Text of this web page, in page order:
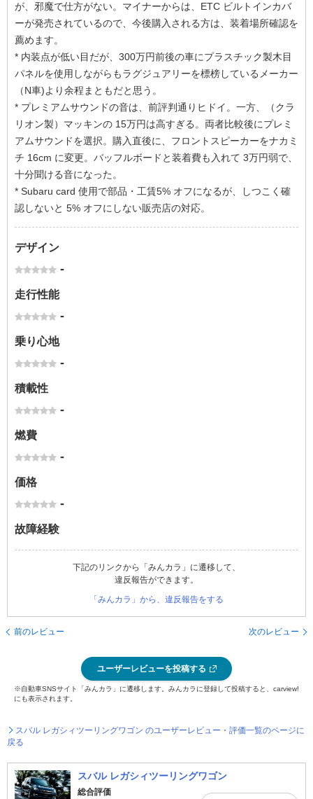
が、邪魔で仕方がない。マイナーからは、ETC ビルトインカバ
ーが発売されているので、今後購入される方は、装着場所確認を
薦めます。
* 内装点が低い目だが、300万円前後の車にプラスチック製木目
パネルを使用しながらもラグジュアリーを標榜しているメーカー
（N車)より余程まともだと思う。
* プレミアムサウンドの音は、前評判通りヒドイ。一方、（クラ
リオン製）マッキンの 15万円は高すぎる。両者比較後にプレミ
アムサウンドを選択。購入直後に、フロントスピーカーをナカミ
チ 16cm に変更。バッフルボードと装着費も入れて 3万円弱で、
十分聞ける音になった。
* Subaru card 使用で部品・工賃5% オフになるが、しつこく確
認しないと 5% オフにしない販売店の対応。
デザイン
-
走行性能
-
乗り心地
-
積載性
-
燃費
-
価格
-
故障経験
下記のリンクから「みんカラ」に遷移して、
違反報告ができます。
「みんカラ」から、違反報告をする
前のレビュー 次のレビュー
ユーザーレビューを投稿する
※自動車SNSサイト「みんカラ」に遷移します。みんカラに登録して投稿すると、carview!
にも表示されます。
スバル レガシィツーリングワゴン のユーザーレビュー・評価一覧のページに
戻る
スバル レガシィツーリングワゴン
総合評価